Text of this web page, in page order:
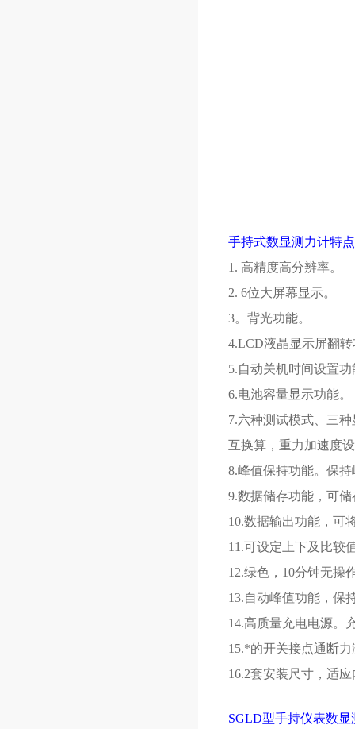
手持式数显测力计特点
1. 高精度高分辨率。
2. 6位大屏幕显示。
3。背光功能。
4.LCD液晶显示屏翻
5.自动关机时间设置功
6.电池容量显示功能。
7.六种测试模式、三
互换算，重力加速度
8.峰值保持功能。保
9.数据储存功能，可
10.数据输出功能，可
11.可设定上下及比较
12.绿色，10分钟无操
13.自动峰值功能，保
14.高质量充电电源。
15.*的开关接点通断
16.2套安装尺寸，适
SGLD型手持仪表数显